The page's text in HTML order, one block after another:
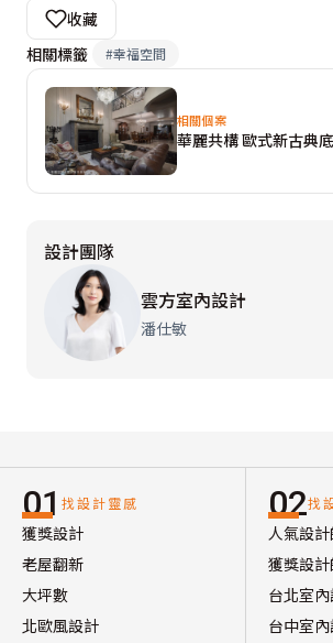
收藏
相關標籤
#幸福空間
相關個案
華麗共構 歐式新古典
設計團隊
雲方室內設計
潘仕敏
01 找設計靈感
獲獎設計
老屋翻新
大坪數
北歐風設計
02找
人氣設
獲獎設
台北室
台中室